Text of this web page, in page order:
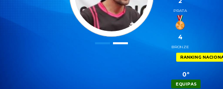
PRATA
4
BRONZE
RANKING
0º
EQUIPAS